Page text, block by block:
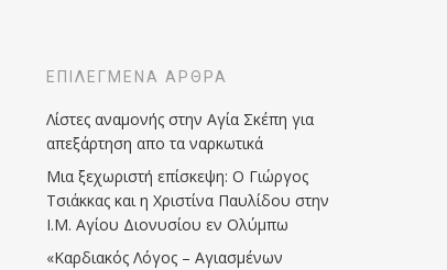
ΕΠΙΛΕΓΜΈΝΑ ΆΡΘΡΑ
Λίστες αναμονής στην Αγία Σκέπη για
απεξάρτηση απο τα ναρκωτικά
Μια ξεχωριστή επίσκεψη: Ο Γιώργος
Τσιάκκας και η Χριστίνα Παυλίδου στην
Ι.Μ. Αγίου Διονυσίου εν Ολύμπω
«Καρδιακός Λόγος – Αγιασμένων